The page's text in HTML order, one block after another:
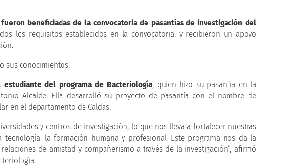
beneficiadas de la convocatoria de pasantías de investigación del
los requisitos establecidos en la convocatoria, y recibieron un apoyo
sus conocimientos.
estudiante del programa de Bacteriología, quien hizo su pasantía en la
Alcalde. Ella desarrolló su proyecto de pasantía con el nombre de
en el departamento de Caldas.
y centros de investigación, lo que nos lleva a fortalecer nuestras
la formación humana y profesional. Este programa nos da la
de amistad y compañerismo a través de la investigación”, afirmó